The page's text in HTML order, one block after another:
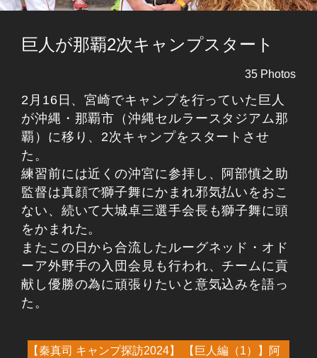
巨人が那覇2次キャンプスタート
35 Photos
2月16日、宮崎でキャンプを行っていた巨人
が沖縄・那覇市（沖縄セルラースタジアム那
覇）に移り、2次キャンプをスタートさせ
た。
練習前には近くの沖宮に参拝し、阿部慎之助
監督は真顔で獅子舞にかまれ邪気払いをおこ
ない、続いて大城卓三選手会長も獅子舞に頭
をかまれた。
またこの日から合流したルーグネッド・オド
ーア外野手の入団会見も行われ、チームに貢
献し優勝の為に頑張りたいと意気込みを語っ
た。
【秦真司 キャンプ探訪2024】 【巨人編（1）】阿